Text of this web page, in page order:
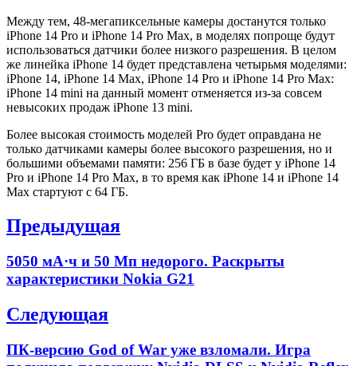
Между тем, 48-мегапиксельные камеры достанутся только
iPhone 14 Pro и iPhone 14 Pro Max, в моделях попроще будут
использоваться датчики более низкого разрешения. В целом
же линейка iPhone 14 будет представлена четырьмя моделями:
iPhone 14, iPhone 14 Max, iPhone 14 Pro и iPhone 14 Pro Max:
iPhone 14 mini на данный момент отменяется из-за совсем
невысоких продаж iPhone 13 mini.
Более высокая стоимость моделей Pro будет оправдана не
только датчиками камеры более высокого разрешения, но и
большими объемами памяти: 256 ГБ в базе будет у iPhone 14
Pro и iPhone 14 Pro Max, в то время как iPhone 14 и iPhone 14
Max стартуют с 64 ГБ.
Навигация
записям
Предыдущая
Previous
5050 мА·ч и 50 Мп недорого. Раскрыты
характеристики Nokia G21
Следующая
Next
ПК-версию God of War уже взломали. Игра